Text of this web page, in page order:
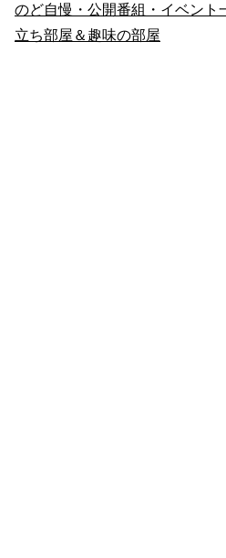
のど自慢・公開番組・イベント
立ち部屋＆趣味の部屋